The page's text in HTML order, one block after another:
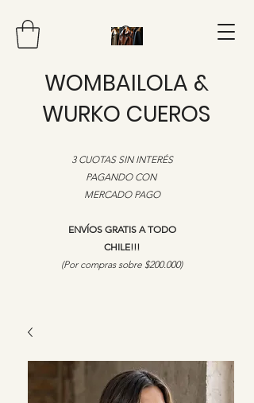
WOMBAILOLA &
WURKO CUEROS
3 CUOTAS SIN INTERÉS
PAGANDO CON
MERCADO PAGO
ENVÍOS GRATIS A TODO
CHILE!!!
​(Por compras sobre $200.000)